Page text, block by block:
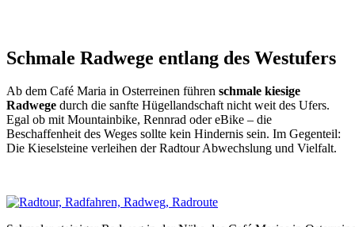
Schmale Radwege entlang des Westufers
Ab dem Café Maria in Osterreinen führen schmale kiesige
Radwege durch die sanfte Hügellandschaft nicht weit des Ufers.
Egal ob mit Mountainbike, Rennrad oder eBike – die
Beschaffenheit des Weges sollte kein Hindernis sein. Im Gegenteil:
Die Kieselsteine verleihen der Radtour Abwechslung und Vielfalt.